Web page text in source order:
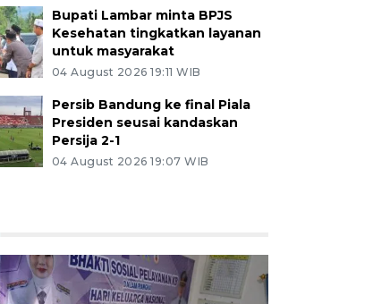
Bupati Lambar minta BPJS
Kesehatan tingkatkan layanan
untuk masyarakat
04 August 2026 19:11 WIB
Persib Bandung ke final Piala
Presiden seusai kandaskan
Persija 2-1
04 August 2026 19:07 WIB